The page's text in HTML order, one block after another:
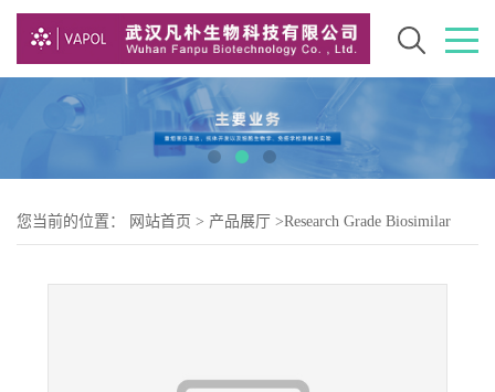
您当前的位置： 网站首页 > 产品展厅 >Research Grade Biosimilar